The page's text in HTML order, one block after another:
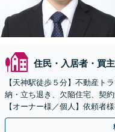
住民・入居者・買
【天神駅徒歩５分】不動産ト
納・立ち退き、欠陥住宅、契
【オーナー様／個人】依頼者
交渉いたします。まずは電話